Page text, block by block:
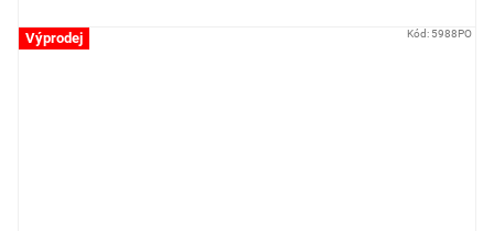
Výprodej Kód: 5988PO